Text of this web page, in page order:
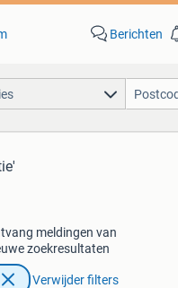
Berichten
meldingen van
zoekresultaten
Verwijder filters